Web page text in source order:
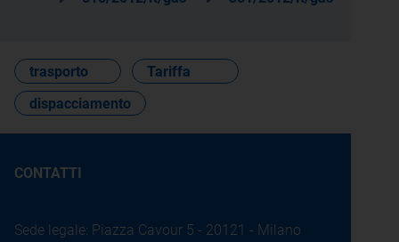
trasporto
Tariffa
dispacciamento
CONTATTI
Sede legale: Piazza Cavour 5 - 20121 - Milano